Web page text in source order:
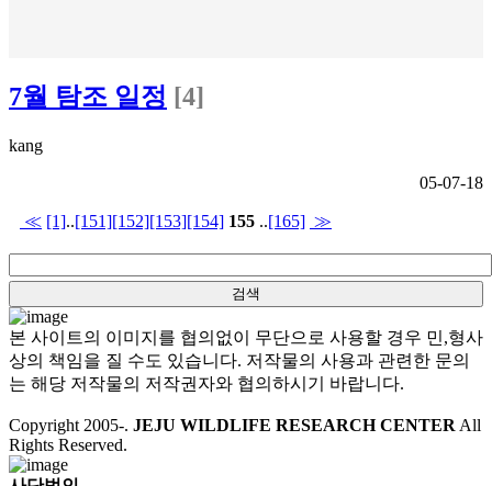
7월 탐조 일정 [4]
kang
05-07-18
≪ [1]..[151][152][153][154] 155 ..[165] ≫
본 사이트의 이미지를 협의없이 무단으로 사용할 경우 민,형사
상의 책임을 질 수도 있습니다. 저작물의 사용과 관련한 문의
는 해당 저작물의 저작권자와 협의하시기 바랍니다.
Copyright 2005-. JEJU WILDLIFE RESEARCH CENTER All
Rights Reserved.